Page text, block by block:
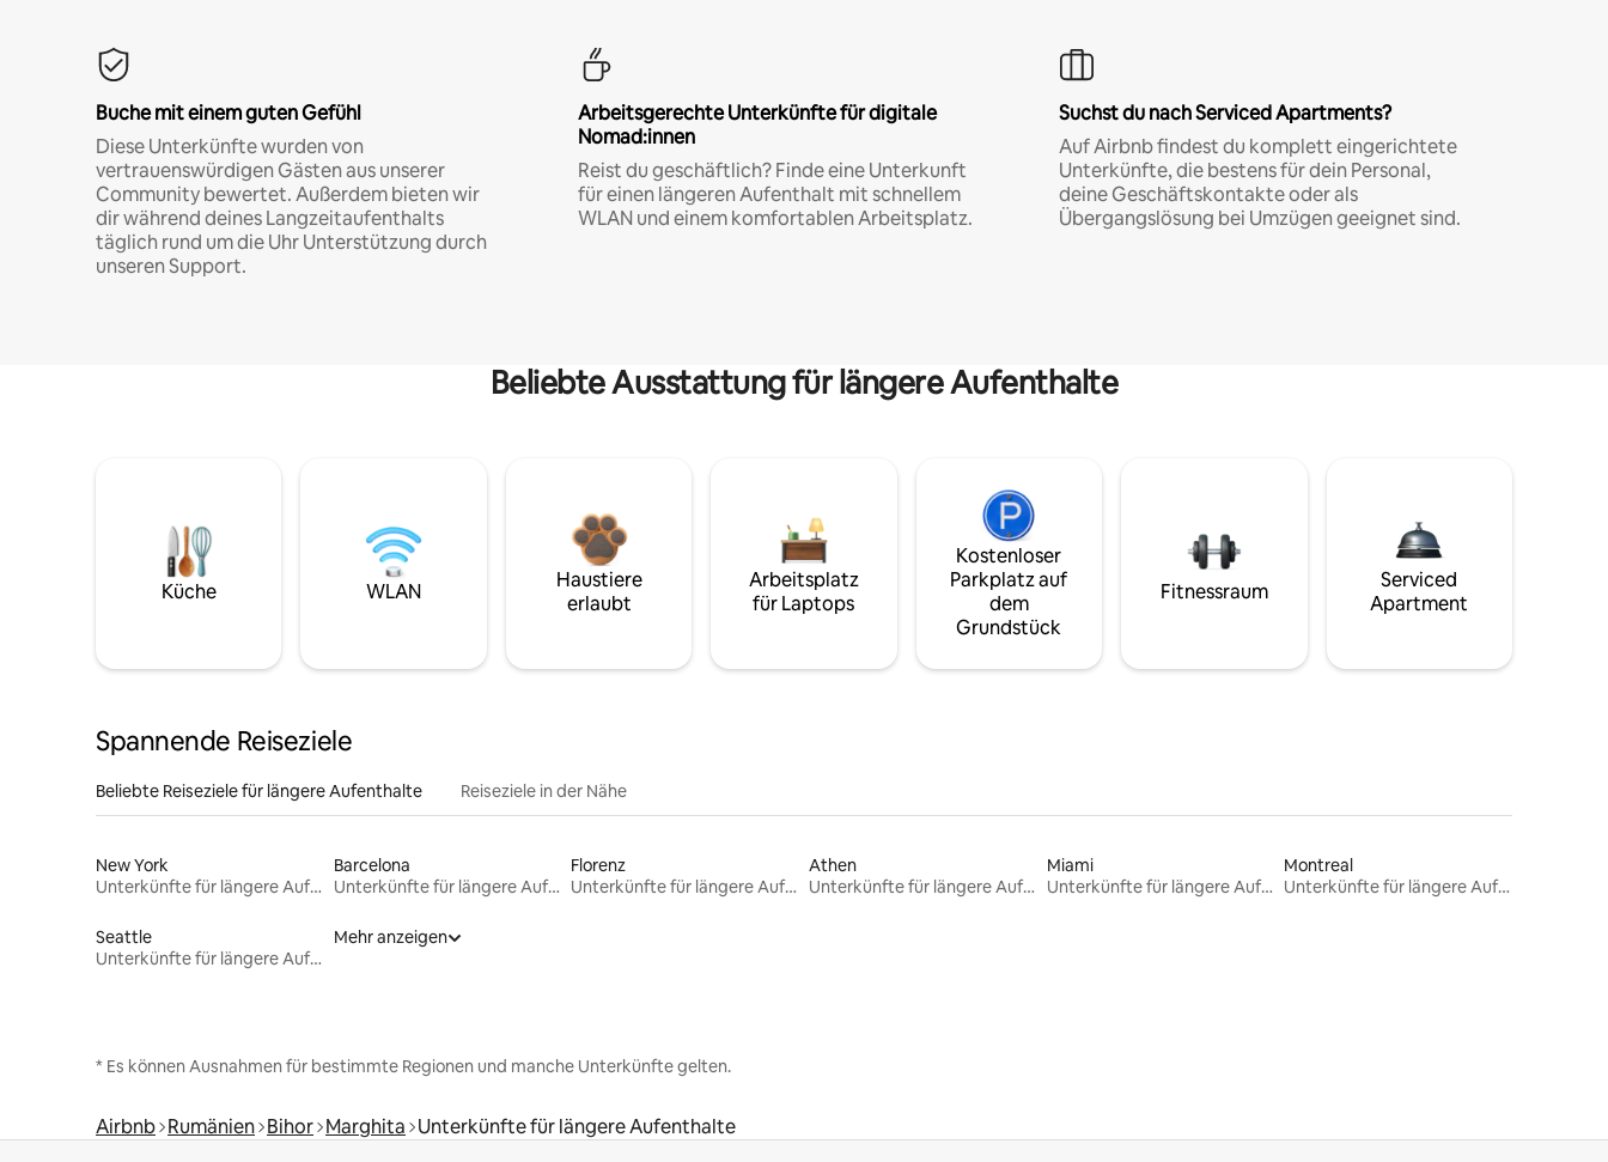
Buche mit einem guten Gefühl
Diese Unterkünfte wurden von
vertrauenswürdigen Gästen aus unserer
Community bewertet. Außerdem bieten wir
dir während deines Langzeitaufenthalts
täglich rund um die Uhr Unterstützung durch
unseren Support.
Arbeitsgerechte Unterkünfte für digitale
Nomad:innen
Reist du geschäftlich? Finde eine Unterkunft
für einen längeren Aufenthalt mit schnellem
WLAN und einem komfortablen Arbeitsplatz.
Suchst du nach Serviced Apartments?
Auf Airbnb findest du komplett eingerichtete
Unterkünfte, die bestens für dein Personal,
deine Geschäftskontakte oder als
Übergangslösung bei Umzügen geeignet sind.
Beliebte Ausstattung für längere Aufenthalte
Küche WLAN
Haustiere
erlaubt
Arbeitsplatz
für Laptops
Kostenloser
Parkplatz auf
dem
Grundstück
Fitnessraum
Serviced
Apartment
Spannende Reiseziele
Beliebte Reiseziele für längere Aufenthalte Reiseziele in der Nähe
New York
Unterkünfte für längere Aufenthalte
Barcelona
Unterkünfte für längere Aufenthalte
Florenz
Unterkünfte für längere Aufenthalte
Athen
Unterkünfte für längere Aufenthalte
Miami
Unterkünfte für längere Aufenthalte
Montreal
Unterkünfte für längere Aufenthalte
Seattle
Unterkünfte für längere Aufenthalte
Mehr anzeigen
* Es können Ausnahmen für bestimmte Regionen und manche Unterkünfte gelten.
Airbnb Rumänien Bihor Marghita Unterkünfte für längere Aufenthalte